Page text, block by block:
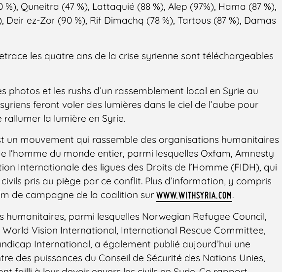
Quneitra (47 %), Lattaquié (88 %), Alep (97%), Hama (87 %),
Deir ez-Zor (90 %), Rif Dimachq (78 %), Tartous (87 %), Damas
les quatre ans de la crise syrienne sont téléchargeables
photos et les rushs d’un rassemblement local en Syrie au
feront voler des lumières dans le ciel de l’aube pour
la lumière en Syrie.
un mouvement qui rassemble des organisations humanitaires
l’homme du monde entier, parmi lesquelles Oxfam, Amnesty
Internationale des ligues des Droits de l’Homme (FIDH), qui
pris au piège par ce conflit. Plus d’information, y compris
de campagne de la coalition sur WWW.WITHSYRIA.COM.
humanitaires, parmi lesquelles Norwegian Refugee Council,
Vision International, International Rescue Committee,
International, a également publié aujourd’hui une
des puissances du Conseil de Sécurité des Nations Unies,